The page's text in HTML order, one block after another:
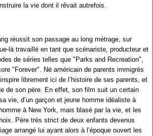
la vie dont il rêvait autrefois.
réussit son passage au long métrage, sur
là travaillé en tant que scénariste, producteur et
de séries telles que "Parks and Recreation",
"Forever". Né américain de parents immigrés
librement ici de l’histoire de ses parents, et
de son père. En effet, son film suit un certain
vie, d’un garçon et jeune homme idéaliste à
à New York, mais blasé par la vie, et les
Père très strict de deux enfants devenus
arrangé lui ayant alors à l’époque ouvert les